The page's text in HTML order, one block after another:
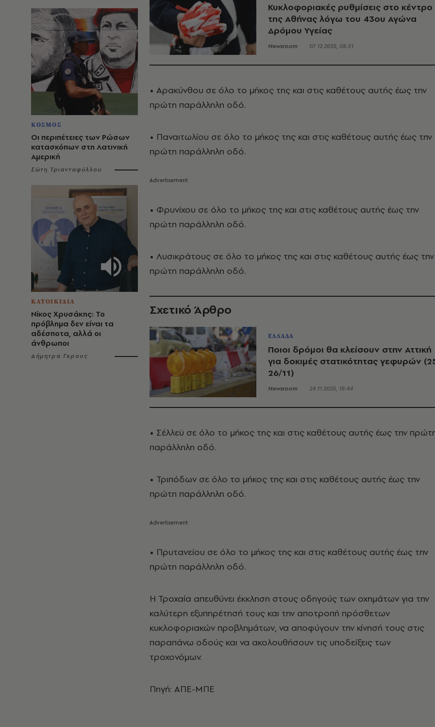
ΚΟΣΜΟΣ
Οι περιπέτειες των Ρώσων
κατασκόπων στη Λατινική
Αμερική
Σώτη Τριανταφύλλου
ΚΑΤΟΙΚΙΔΙΑ
Νίκος Χρυσάκης: Το
πρόβλημα δεν είναι τα
αδέσποτα, αλλά οι
άνθρωποι
Δήμητρα Γκρους
Κυκλοφοριακές ρυθμίσεις στο κέντρο
της Αθήνας λόγω του 43ου Αγώνα
Δρόμου Υγείας
Newsroom 07.12.2025, 08:31
• Αρακύνθου σε όλο το μήκος της και στις καθέτους αυτής έως την
πρώτη παράλληλη οδό.
• Παναιτωλίου σε όλο το μήκος της και στις καθέτους αυτής έως την
πρώτη παράλληλη οδό.
• Φρυνίχου σε όλο το μήκος της και στις καθέτους αυτής έως την
πρώτη παράλληλη οδό.
• Λυσικράτους σε όλο το μήκος της και στις καθέτους αυτής έως την
πρώτη παράλληλη οδό.
Σχετικό Άρθρο
ΕΛΛΑΔΑ
Ποιοι δρόμοι θα κλείσουν στην Αττική
για δοκιμές στατικότητας γεφυρών
26/11)
Newsroom 24.11.2025, 18:44
• Σέλλεϋ σε όλο το μήκος της και στις καθέτους αυτής έως την
παράλληλη οδό.
• Τριπόδων σε όλο το μήκος της και στις καθέτους αυτής έως την
πρώτη παράλληλη οδό.
• Πρυτανείου σε όλο το μήκος της και στις καθέτους αυτής έως την
πρώτη παράλληλη οδό.
Η Τροχαία απευθύνει έκκληση στους οδηγούς των οχημάτων για την
καλύτερη εξυπηρέτησή τους και την αποτροπή πρόσθετων
κυκλοφοριακών προβλημάτων, να αποφύγουν την κίνησή τους στις
παραπάνω οδούς και να ακολουθήσουν τις υποδείξεις των
τροχονόμων.
Πηγή: ΑΠΕ-ΜΠΕ